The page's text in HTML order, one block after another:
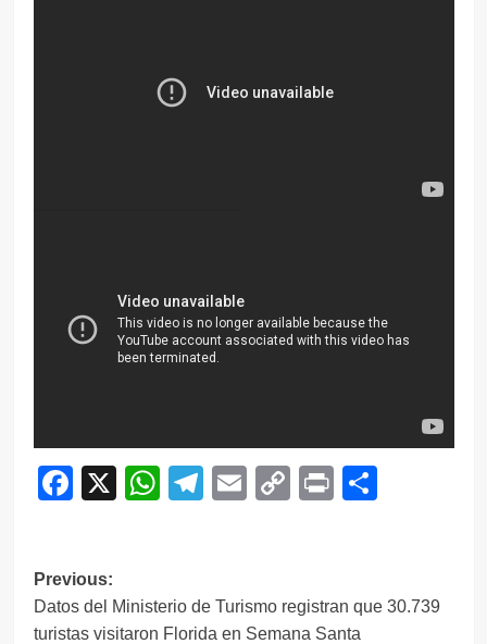
Facebook
X WhatsApp
Telegram
EmailCopy
Print
Navegación
de
Previous:
Datos del Ministerio de Turismo registran que 30.739
turistas visitaron Florida en Semana Santa